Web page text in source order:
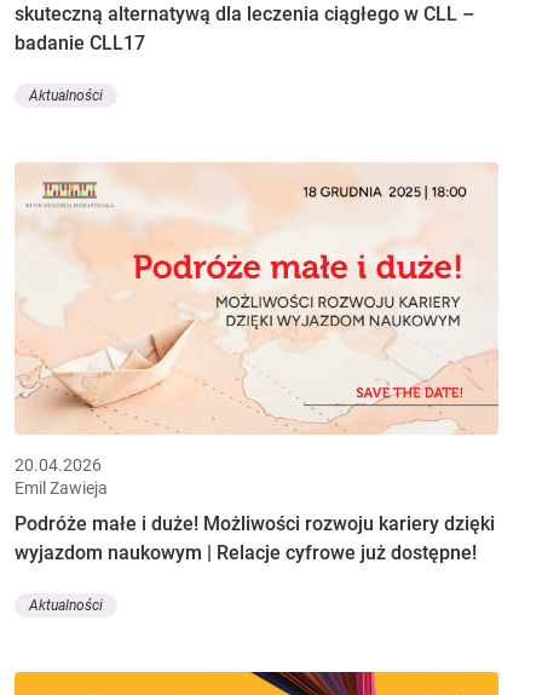
skuteczną alternatywą dla leczenia ciągłego w CLL –
badanie CLL17
Aktualności
20.04.2026
Emil Zawieja
Podróże małe i duże! Możliwości rozwoju kariery dzięki
wyjazdom naukowym | Relacje cyfrowe już dostępne!
Aktualności